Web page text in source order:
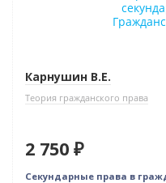
Карнушин В.Е.
Теория гражданского права
2 750 ₽
Секундарные права в